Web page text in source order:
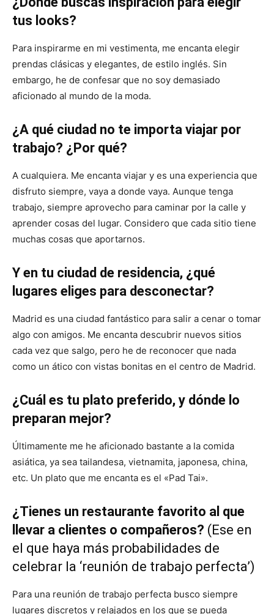
tus looks?
Para inspirarme en mi vestimenta, me encanta elegir
prendas clásicas y elegantes, de estilo inglés. Sin
embargo, he de confesar que no soy demasiado
aficionado al mundo de la moda.
¿A qué ciudad no te importa viajar por
trabajo? ¿Por qué?
A cualquiera. Me encanta viajar y es una experiencia que
disfruto siempre, vaya a donde vaya. Aunque tenga
trabajo, siempre aprovecho para caminar por la calle y
aprender cosas del lugar. Considero que cada sitio tiene
muchas cosas que aportarnos.
Y en tu ciudad de residencia, ¿qué
lugares eliges para desconectar?
Madrid es una ciudad fantástico para salir a cenar o tomar
algo con amigos. Me encanta descubrir nuevos sitios
cada vez que salgo, pero he de reconocer que nada
como un ático con vistas bonitas en el centro de Madrid.
¿Cuál es tu plato preferido, y dónde lo
preparan mejor?
Últimamente me he aficionado bastante a la comida
asiática, ya sea tailandesa, vietnamita, japonesa, china,
etc. Un plato que me encanta es el «Pad Tai».
¿Tienes un restaurante favorito al que
llevar a clientes o compañeros? (Ese en
el que haya más probabilidades de
celebrar la ‘reunión de trabajo perfecta’)
Para una reunión de trabajo perfecta busco siempre
lugares discretos y relajados en los que se pueda